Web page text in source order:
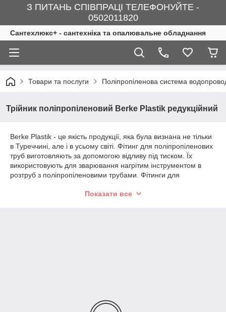
З ПИТАНЬ СПІВПРАЦІ ТЕЛЕФОНУЙТЕ -
0502011820
Сантехлюкс+ - сантехніка та опалювальне обладнання
Товари та послуги Поліпропіленова система
Трійник поліпропіленовий Berke Plastik редукційний
Berke Plastik - це якість продукції, яка була визнана не тільки
в Туреччині, але і в усьому світі. Фітинг для поліпропіленових
труб виготовляють за допомогою відливу під тиском. Їх
використовують для зварювання нагрітим інструментом в
розтруб з поліпропіленовими трубами. Фітинги для
монтажу систем опалення та водопостачання за винятком
Показати все